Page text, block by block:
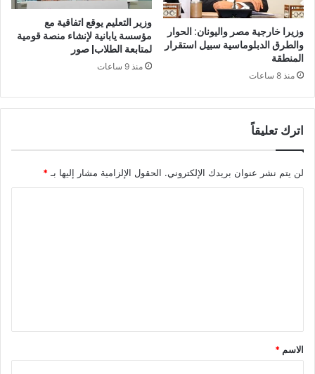
وزيرا خارجية مصر واليونان: الحوار
والطرق الدبلوماسية سبيل استقرار
المنطقة
منذ 8 ساعات
وزير التعليم يوقع اتفاقية مع
مؤسسة يابانية لإنشاء منصة قومية
لمتابعة الطلاب| صور
منذ 9 ساعات
اترك تعليقاً
لن يتم نشر عنوان بريدك الإلكتروني. الحقول الإلزامية مشار إليها بـ *
*
الاسم *